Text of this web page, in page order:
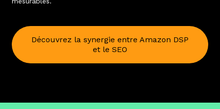
Découvrez la synergie entre Amazon DSP
et le SEO